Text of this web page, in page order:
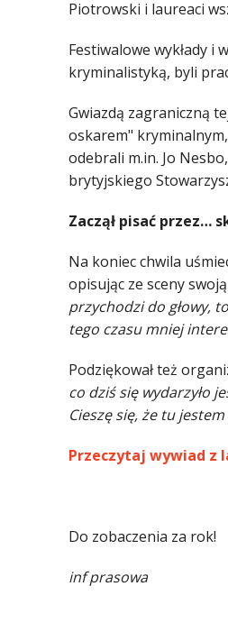
Piotrowski i laureaci
Festiwalowe wykłady
kryminalistyką, byli
Gwiazdą zagraniczną
oskarem"
odebrali m.in. Jo
brytyjskiego
Zaczął pisać przez…
Na koniec chwila
opisując ze sceny
przychodzi do głowy,
tego czasu mniej
Podziękował też
co dziś się wydarzyło
Cieszę się, że tu
Przeczytaj wywiad z
Do zobaczenia za rok!
inf prasowa